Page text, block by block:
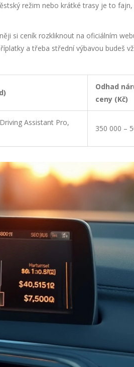
režim nebo krátké trasy je to
si ceník rozkliknout na oficiálním
a třeba střední výbavou budeš
Odhad
ceny (Kč)
Assistant Pro,
350 000 –